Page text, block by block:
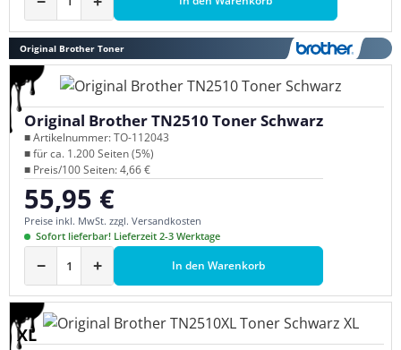
Original Brother Toner
Original Brother TN2510 Toner Schwarz
■ Artikelnummer: TO-112043
■ für ca. 1.200 Seiten (5%)
■ Preis/100 Seiten: 4,66 €
Regulärer Preis:
55,95 €
Preise inkl. MwSt. zzgl. Versandkosten
Sofort lieferbar! Lieferzeit 2-3 Werktage
− + In den Warenkorb
XL